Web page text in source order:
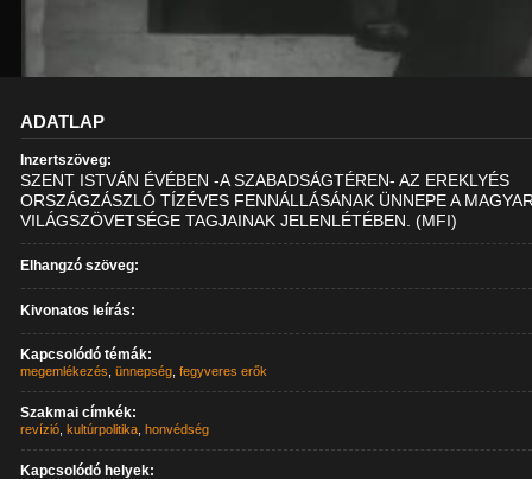
ADATLAP
Inzertszöveg:
SZENT ISTVÁN ÉVÉBEN -A SZABADSÁGTÉREN- AZ EREKLYÉS
ORSZÁGZÁSZLÓ TÍZÉVES FENNÁLLÁSÁNAK ÜNNEPE A
VILÁGSZÖVETSÉGE TAGJAINAK JELENLÉTÉBEN. (MFI)
Elhangzó szöveg:
Kivonatos leírás:
Kapcsolódó témák:
megemlékezés ,ünnepség ,fegyveres erők
Szakmai címkék:
revízió ,kultúrpolitika ,honvédség
Kapcsolódó helyek: